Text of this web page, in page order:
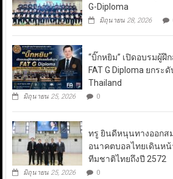
G-Diploma
มิถุนายน 28, 2026
“บิ๊กหยิม” เปิดอบรมผู้
FAT G Diploma ยกร
Thailand
มิถุนายน 25, 2026 0
ทรู ยินดีหนุนทางออกส
อนาคตบอลไทยเดินห
ทีมชาติไทยถึงปี 2572
มิถุนายน 25, 2026 0